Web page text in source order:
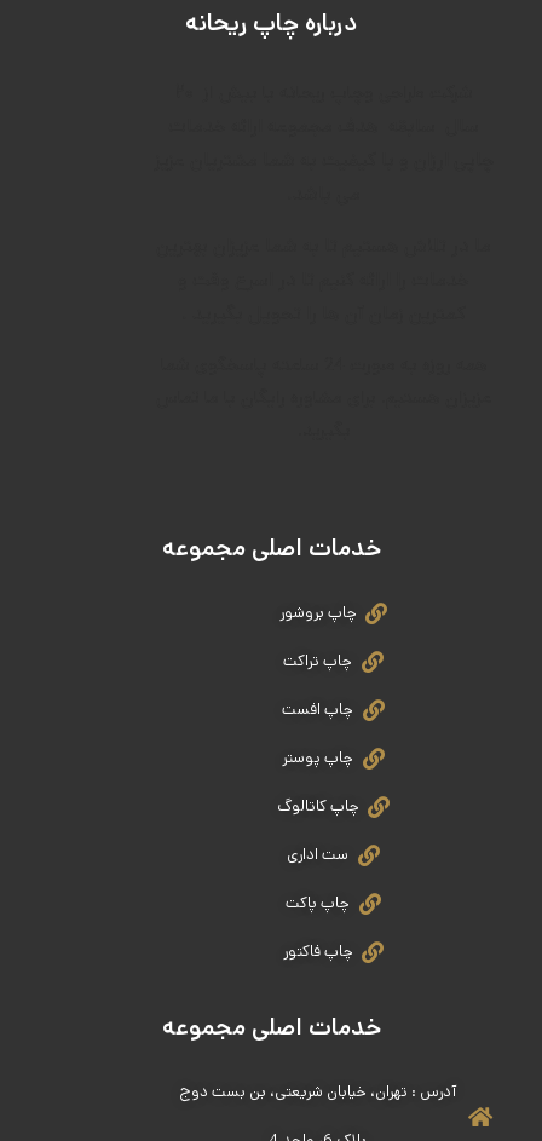
درباره چاپ ریحانه
خدمات اصلی مجموعه
چاپ بروشور
چاپ تراکت
چاپ افست
چاپ پوستر
چاپ کاتالوگ
ست اداری
چاپ پاکت
چاپ فاکتور
خدمات اصلی مجموعه
آدرس : تهران، خیابان شریعتی، بن بست دوج